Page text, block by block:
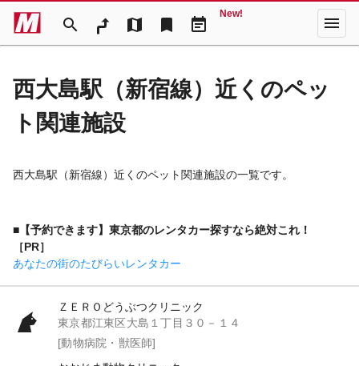
search map bookmark event_note
New! menu
西大島駅（新宿線）近くのペッ
ト関連施設
西大島駅（新宿線）近くのペット関連施設の一覧です。
■【予約できます】東京都のレンタカー探すなら絶対これ！
［PR］
あなたの街のたびらいレンタカー
ＺＥＲＯどうぶつクリニック
東京都江東区大島１丁目３０－１４
[動物病院・獣医師]